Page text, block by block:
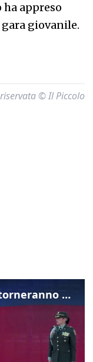
appreso
giovanile.
© Il Piccolo
De la Espriella: "In Colombia torneranno ordine, autorità e libertà"